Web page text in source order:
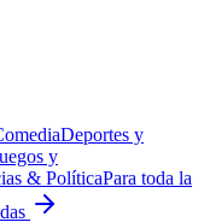
Deportes y
y
& PolíticaPara toda la